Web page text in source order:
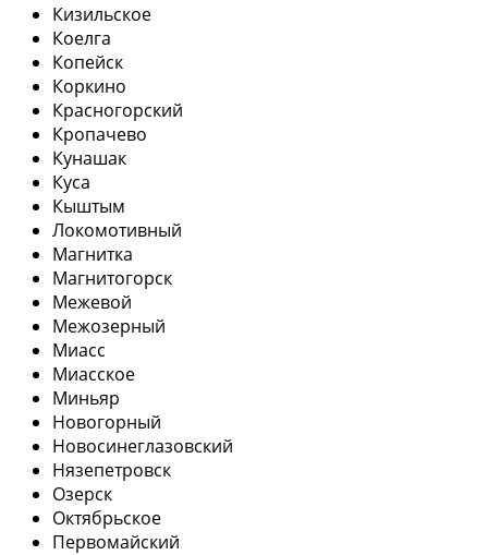
Кизильское
Коелга
Копейск
Коркино
Красногорский
Кропачево
Кунашак
Куса
Кыштым
Локомотивный
Магнитка
Магнитогорск
Межевой
Межозерный
Миасс
Миасское
Миньяр
Новогорный
Новосинеглазовский
Нязепетровск
Озерск
Октябрьское
Первомайский